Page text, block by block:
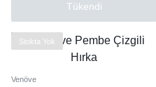
Tükendi
Stokta Yok
Venöve